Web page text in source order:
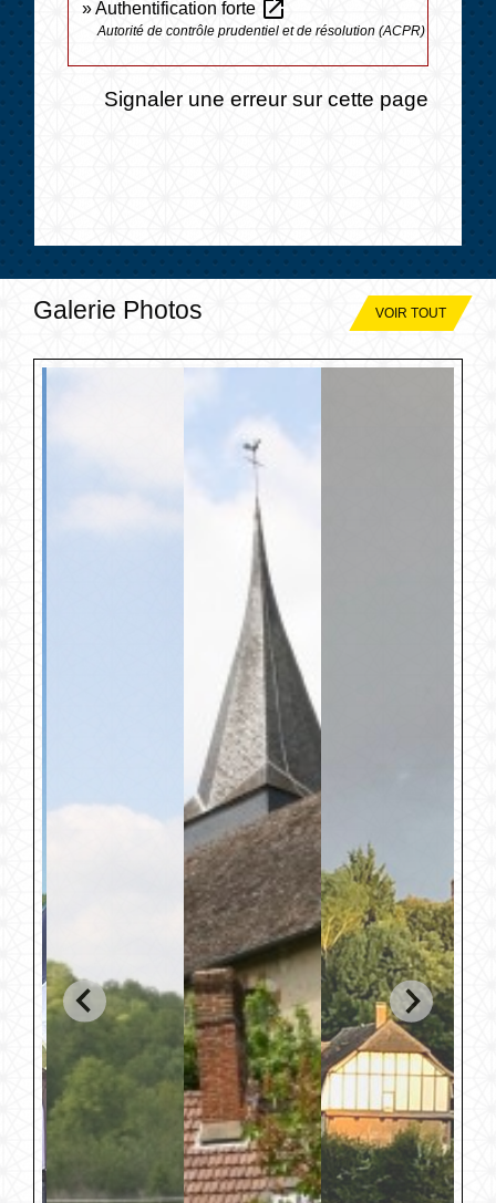
Authentification forte open_in_new
Autorité de contrôle prudentiel et de résolution (ACPR)
Signaler une erreur sur cette page
Galerie Photos VOIR TOUT